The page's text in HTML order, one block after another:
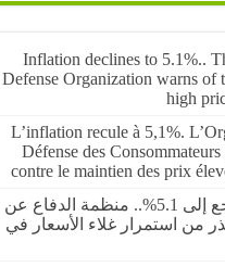
Inflation declines to 5.1%..
Defense Organization warns of
high
L’inflation recule à 5,1%.
Défense des Consommateurs
contre le maintien des prix
التضخم يتراجع إلى 5.1%.. منظمة الدفاع عن
من استمرار غلاء الأسعار في